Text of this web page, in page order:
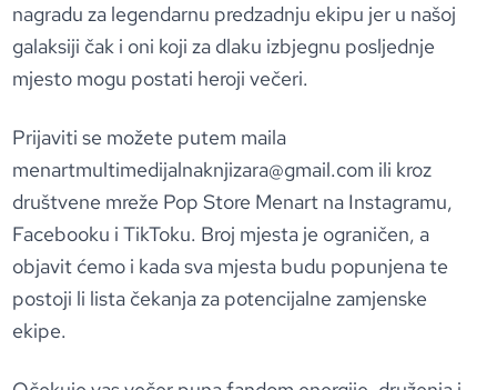
nagradu za legendarnu predzadnju ekipu jer u našoj
galaksiji čak i oni koji za dlaku izbjegnu posljednje
mjesto mogu postati heroji večeri.
Prijaviti se možete putem maila
menartmultimedijalnaknjizara@gmail.com ili kroz
društvene mreže Pop Store Menart na Instagramu,
Facebooku i TikToku. Broj mjesta je ograničen, a
objavit ćemo i kada sva mjesta budu popunjena te
postoji li lista čekanja za potencijalne zamjenske
ekipe.